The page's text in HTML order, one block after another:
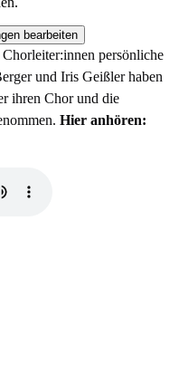
bearbeiten
persönliche
und Iris Geißler haben
ihren Chor und die
Hier anhören: